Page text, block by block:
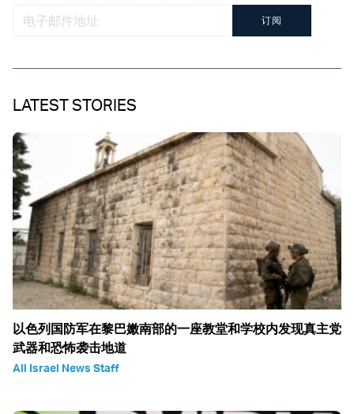
订阅
LATEST STORIES
以色列国防军在黎巴嫩南部的一座教堂和学校内发现真主党
武器和恐怖袭击地道
All Israel News Staff